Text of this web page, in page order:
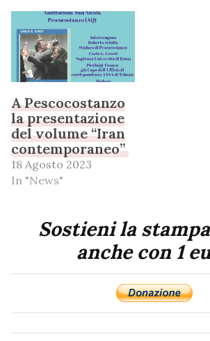
A Pescocostanzo
la presentazione
del volume “Iran
contemporaneo”
18 Agosto 2023
In "News"
Sostieni la
anche con 1